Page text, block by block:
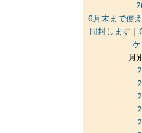
6月末まで使
同封します｜
月